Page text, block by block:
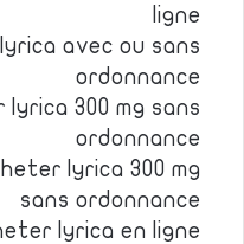
ligne
avec ou sans
ordonnance
300 mg sans
ordonnance
lyrica 300 mg
sans ordonnance
lyrica en ligne